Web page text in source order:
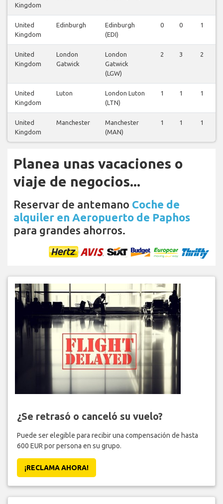
Kingdom
United
Kingdom
Edinburgh
Edinburgh
(EDI)
0 0 1
United
Kingdom
London
Gatwick
London
Gatwick
(LGW)
2 3 2
United
Kingdom
Luton
London Luton
(LTN)
1 1 1
United
Kingdom
Manchester
Manchester
(MAN)
1 1 1
Planea unas vacaciones o
viaje de negocios...
Reservar de antemano Coche de
alquiler en Aeropuerto de Paphos
para grandes ahorros.
¿Se retrasó o canceló su vuelo?
Puede ser elegible para recibir una compensación de hasta
600 EUR por persona en su grupo.
¡RECLAMA AHORA!